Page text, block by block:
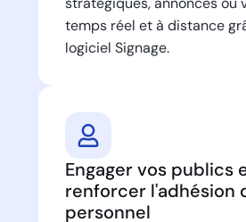
temps réel et à distance
logiciel Signage.
Engager vos publics
renforcer l'adhésion
personnel